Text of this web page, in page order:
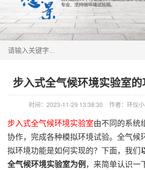
步入式全气候环境实验室
时间：2023-11-29 13:38:30 作者：环仪
步入式全气候环境实验室由不同的系统
协作，完成各种模拟环境试验。全气候
拟环境功能是如何实现的？下面，我们
全气候环境实验室为例，来简单认识一